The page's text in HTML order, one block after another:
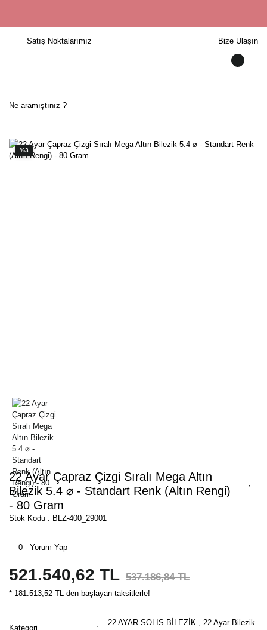
Satış Noktalarımız Bize Ulaşın
%3
22 Ayar Çapraz Çizgi Sıralı Mega Altın
Bilezik 5.4 ⌀ - Standart Renk (Altın Rengi)
- 80 Gram
Stok Kodu : BLZ-400_29001
0 - Yorum Yap
521.540,62 TL 537.186,84 TL
* 181.513,52 TL den başlayan taksitlerle!
Kategori
22 AYAR SOLIS BİLEZİK
22 Ayar Bilezik